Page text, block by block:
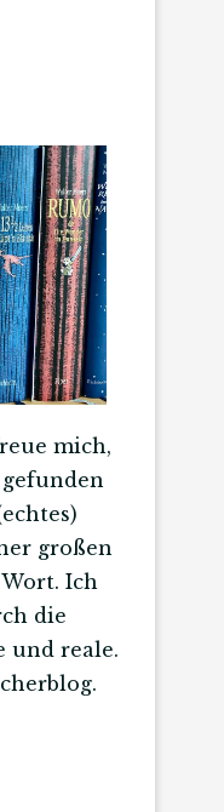
mich,
großen
Ich
die
und reale.